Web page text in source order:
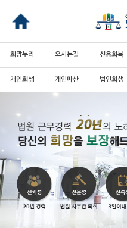
희망누리 오시는길 신용회복
개인회생 개인파산 법인회생